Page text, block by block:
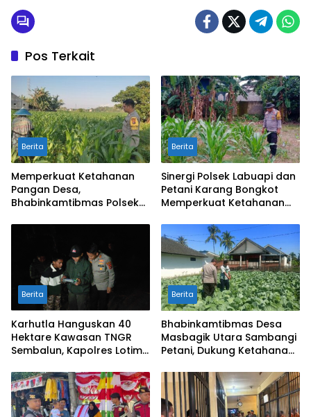
Pos Terkait
Berita
Memperkuat Ketahanan
Pangan Desa,
Bhabinkamtibmas Polsek
Kuranji Dalang
Berita
Sinergi Polsek Labuapi dan
Petani Karang Bongkot
Memperkuat Ketahanan
Berita
Karhutla Hanguskan 40
Hektare Kawasan TNGR
Sembalun, Kapolres Lotim
Api
Berita
Bhabinkamtibmas Desa
Masbagik Utara Sambangi
Petani, Dukung Ketahanan
Pangan